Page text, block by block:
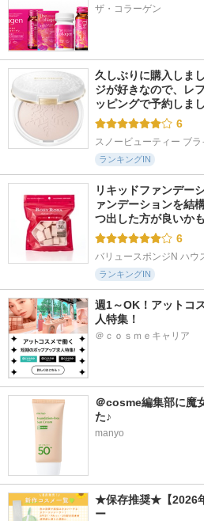
ザ・コラーゲン
久しぶりに購入しま
ジが好きなので、レ
ッピングで予約しま
6
スノービューティー ブ
ランキングIN
リキッドファンデー
ァンデーションを結
つ出した方が良いか
6
バリュースポンジN ハウ
ランキングIN
週1～OK！アットコ
人特集！
＠ｃｏｓｍｅキャリア
＠cosme編集部に魔
た♪
manyo
★保存推奨★【2026
ー